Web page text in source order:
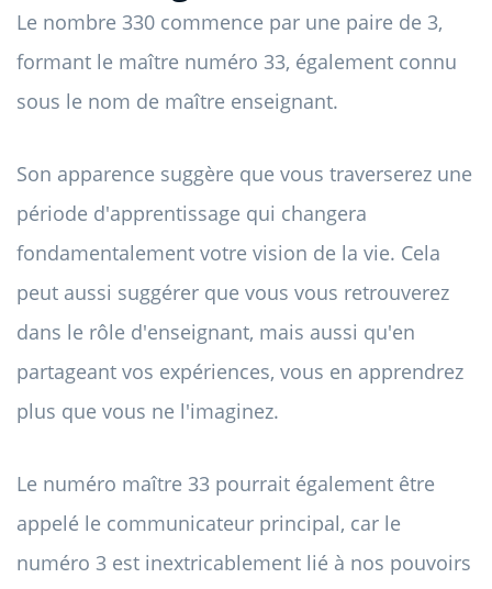
Le nombre 330 commence par une paire de 3,
formant le maître numéro 33, également connu
sous le nom de maître enseignant.
Son apparence suggère que vous traverserez une
période d'apprentissage qui changera
fondamentalement votre vision de la vie. Cela
peut aussi suggérer que vous vous retrouverez
dans le rôle d'enseignant, mais aussi qu'en
partageant vos expériences, vous en apprendrez
plus que vous ne l'imaginez.
Le numéro maître 33 pourrait également être
appelé le communicateur principal, car le
numéro 3 est inextricablement lié à nos pouvoirs